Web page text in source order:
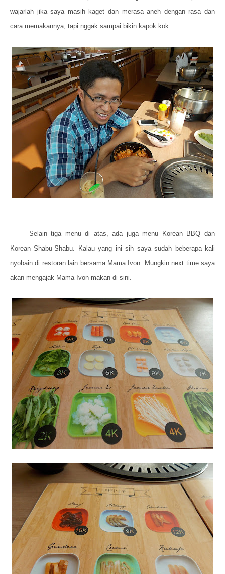
wajarlah jika saya masih kaget dan merasa aneh dengan rasa dan
cara memakannya, tapi nggak sampai bikin kapok kok.
Selain tiga menu di atas, ada juga menu Korean BBQ dan
Korean Shabu-Shabu. Kalau yang ini sih saya sudah beberapa kali
nyobain di restoran lain bersama Mama Ivon. Mungkin next time saya
akan mengajak Mama Ivon makan di sini.